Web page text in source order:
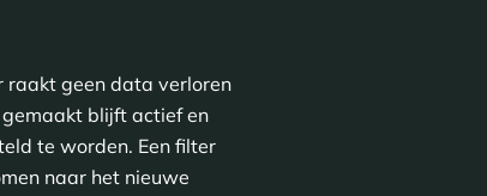
raakt geen data verloren
blijft actief en
te worden. Een filter
naar het nieuwe